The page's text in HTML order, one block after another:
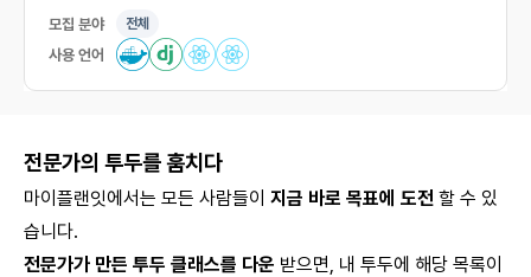
모집 분야 전체
사용 언어
전문가의 투두를 훔치다
마이플랜잇에서는 모든 사람들이 지금 바로 목표에 도전 할 수 있
습니다.
전문가가 만든 투두 클래스를 다운 받으면, 내 투두에 해당 목록이